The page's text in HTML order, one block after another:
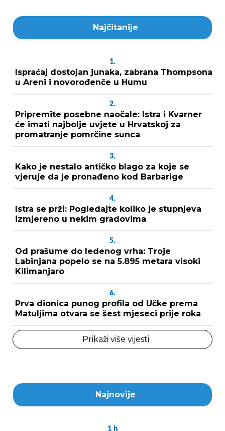
Najčitanije
1.
Ispraćaj dostojan junaka, zabrana Thompsona
u Areni i novorođenče u Humu
2.
Pripremite posebne naočale: Istra i Kvarner
će imati najbolje uvjete u Hrvatskoj za
promatranje pomrčine sunca
3.
Kako je nestalo antičko blago za koje se
vjeruje da je pronađeno kod Barbarige
4.
Istra se prži: Pogledajte koliko je stupnjeva
izmjereno u nekim gradovima
5.
Od prašume do ledenog vrha: Troje
Labinjana popelo se na 5.895 metara visoki
Kilimanjaro
6.
Prva dionica punog profila od Učke prema
Matuljima otvara se šest mjeseci prije roka
Prikaži više vijesti
Najnovije
1 h